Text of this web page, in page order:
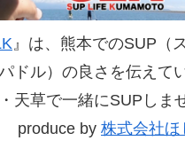
』は、熊本でのSUP（
ドル）の良さを伝えて
天草で一緒にSUPしま
produce by 株式会社ほ